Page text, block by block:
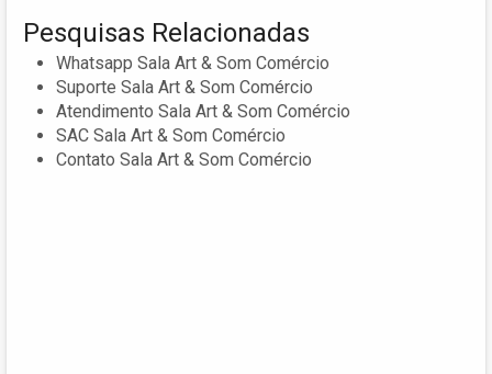
Pesquisas Relacionadas
Whatsapp Sala Art & Som Comércio
Suporte Sala Art & Som Comércio
Atendimento Sala Art & Som Comércio
SAC Sala Art & Som Comércio
Contato Sala Art & Som Comércio